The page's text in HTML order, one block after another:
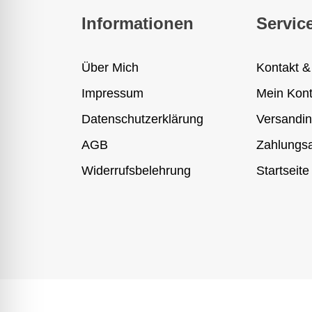
Informationen
Über Mich
Impressum
Datenschutzerklärung
AGB
Widerrufsbelehrung
Kontakt
Mein
Startseite